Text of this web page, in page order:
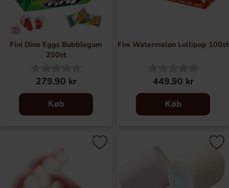
Fini Dino Eggs Bubblegum
200st
279.90 kr
Køb
Fini Watermelon Lollipop 100st
449.90 kr
Køb